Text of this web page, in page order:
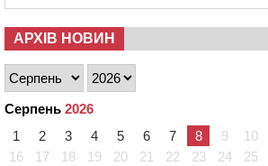
АРХІВ НОВИН
Серпень 2026
1
2 3 4 5 6 7 8 9 10
16
17 18 19 20 21 22 23 24 25